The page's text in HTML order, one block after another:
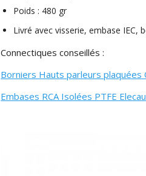
Poids : 480 gr
Livré avec visserie, embase IEC,
Connectiques conseillés :
Borniers Hauts parleurs plaquées
Embases RCA Isolées PTFE